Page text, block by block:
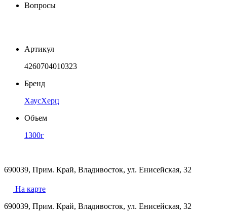
Вопросы
Артикул
4260704010323
Бренд
ХаусХерц
Объем
1300г
690039, Прим. Край, Владивосток, ул. Енисейская, 32
На карте
690039, Прим. Край, Владивосток, ул. Енисейская, 32